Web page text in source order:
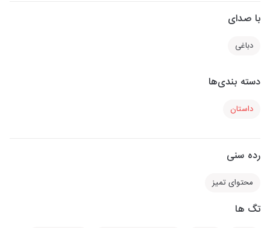
با صدای
دباغی
دسته بندی‌ها
داستان
رده سنی
محتوای تمیز
تگ ها